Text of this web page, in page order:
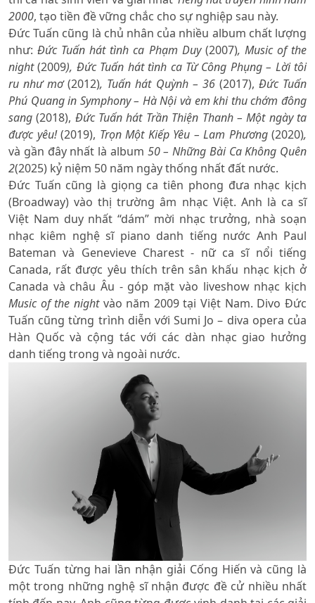
2000, tạo tiền đề vững chắc cho sự nghiệp sau này.
Đức Tuấn cũng là chủ nhân của nhiều album chất lượng
như:Đức Tuấn hát tình ca Phạm Duy (2007), Music of the
night(2009), Đức Tuấn hát tình ca Từ Công Phụng – Lời tôi
ru như mơ(2012), Tuấn hát Quỳnh – 36(2017), Đức Tuấn
Phú Quang in Symphony – Hà Nội và em khi thu chớm đông
sang(2018), Đức Tuấn hát Trần Thiện Thanh – Một ngày ta
được yêu!(2019), Trọn Một Kiếp Yêu – Lam Phương (2020),
và gần đây nhất là album 50 – Những Bài Ca Không Quên
2(2025) kỷ niệm 50 năm ngày thống nhất đất nước.
Đức Tuấn cũng là giọng ca tiên phong đưa nhạc kịch
(Broadway) vào thị trường âm nhạc Việt. Anh là ca sĩ
Việt Nam duy nhất “dám” mời nhạc trưởng, nhà soạn
nhạc kiêm nghệ sĩ piano danh tiếng nước Anh Paul
Bateman và Genevieve Charest - nữ ca sĩ nổi tiếng
Canada, rất được yêu thích trên sân khấu nhạc kịch ở
Canada và châu Âu - góp mặt vào liveshow nhạc kịch
Music of the night vào năm 2009 tại Việt Nam. Divo Đức
Tuấn cũng từng trình diễn với Sumi Jo – diva opera của
Hàn Quốc và cộng tác với các dàn nhạc giao hưởng
danh tiếng trong và ngoài nước.
Đức Tuấn từng hai lần nhận giải Cống Hiến và cũng là
một trong những nghệ sĩ nhận được đề cử nhiều nhất